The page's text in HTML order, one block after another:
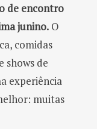
de encontro
junino. O
comidas
shows de
experiência
muitas